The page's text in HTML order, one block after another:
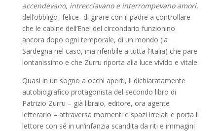
accendevano, intrecciavano e interrompevano amori,
dell’obbligo -felice- di girare con il padre a controllare
che le cabine dell’Enel del circondario funzionino
ancora dopo ogni temporale, di un mondo (la
Sardegna nel caso, ma riferibile a tutta l’Italia) che pare
lontanissimo e che Zurru riporta alla luce vivido e vitale.
Quasi in un sogno a occhi aperti, il dichiaratamente
autobiografico protagonista del secondo libro di
Patrizio Zurru – già libraio, editore, ora agente
letterario – attraversa momenti e spazi irrelati e porta il
lettore con sé in un’infanzia scandita da riti e immagini